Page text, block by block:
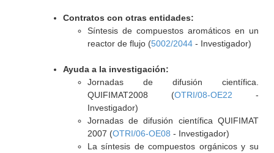
Contratos con otras entidades:
Síntesis de compuestos aromáticos en un
reactor de flujo (5002/2044- Investigador)
Ayuda a la investigación:
Jornadas de difusión científica.
QUIFIMAT2008 (OTRI/08-OE22 -
Investigador)
Jornadas de difusión científica QUIFIMAT
2007 (OTRI/06-OE08 - Investigador)
La síntesis de compuestos orgánicos y su